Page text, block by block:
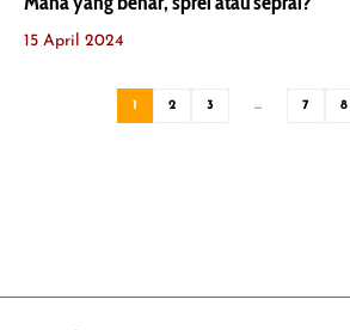
15 April 2024
1 2 3 … 7 8